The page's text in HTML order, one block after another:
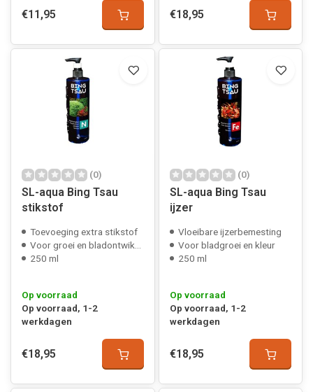
€11,95 €18,95
(0)
SL-aqua Bing Tsau
stikstof
Toevoeging extra stikstof
Voor groei en bladontwikkeling
250 ml
Op voorraad
Op voorraad, 1-2
werkdagen
€18,95
(0)
SL-aqua Bing Tsau
ijzer
Vloeibare ijzerbemesting
Voor bladgroei en kleur
250 ml
Op voorraad
Op voorraad, 1-2
werkdagen
€18,95